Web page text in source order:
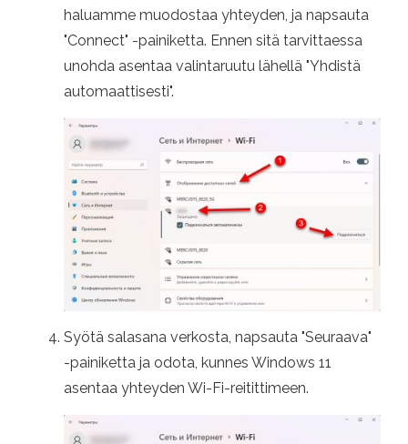
haluamme muodostaa yhteyden, ja napsauta
"Connect" -painiketta. Ennen sitä tarvittaessa
unohda asentaa valintaruutu lähellä "Yhdistä
automaattisesti".
Syötä salasana verkosta, napsauta "Seuraava"
-painiketta ja odota, kunnes Windows 11
asentaa yhteyden Wi-Fi-reitittimeen.